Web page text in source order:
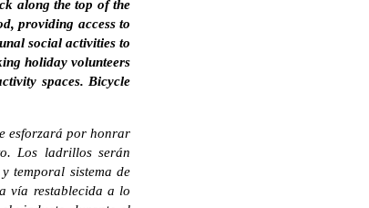
along the top of the
providing access to
social activities to
holiday volunteers
spaces. Bicycle
esforzará por honrar
Los ladrillos serán
temporal sistema de
vía restablecida a lo